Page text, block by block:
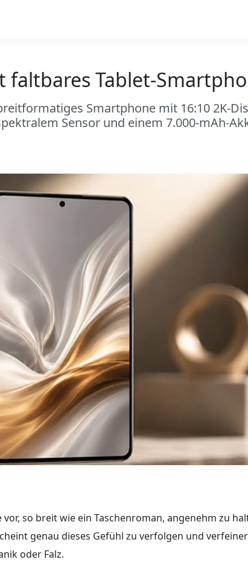
Tablet-
Smartphone mit 16:10 2K-
Sensor und einem 7.000-mAh-
so breit wie ein Taschenroman, angenehm zu
genau dieses Gefühl zu verfolgen und
oder Falz.